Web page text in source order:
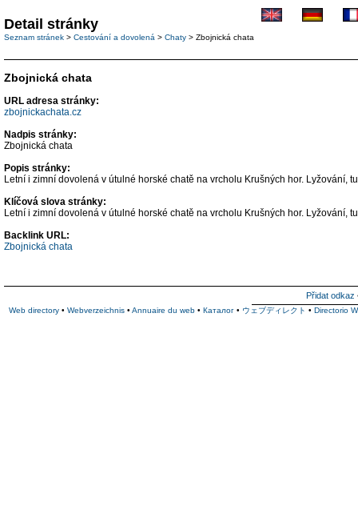
Zbojnická chata
URL adresa stránky:
zbojnickachata.cz
Nadpis stránky:
Zbojnická chata
Popis stránky:
Letní i zimní dovolená v útulné horské chatě na vrcholu Krušných hor. Lyžování,
Klíčová slova stránky:
Letní i zimní dovolená v útulné horské chatě na vrcholu Krušných hor. Lyžování,
Backlink URL:
Zbojnická chata
Přidat odkaz
Web directory • Webverzeichnis • Annuaire du web • Каталог • ウェブディレクト • Directorio
Detail stránky
Seznam stránek > Cestování a dovolená > Chaty > Zbojnická chata